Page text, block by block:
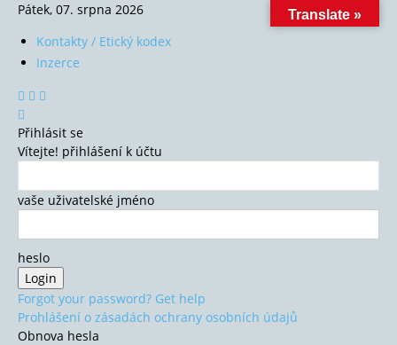
Pátek, 07. srpna 2026
Kontakty / Etický kodex
Inzerce
Přihlásit se
Vítejte! přihlášení k účtu
vaše uživatelské jméno
heslo
Forgot your password? Get help
Prohlášení o zásadách ochrany osobních údajů
Obnova hesla
Translate »